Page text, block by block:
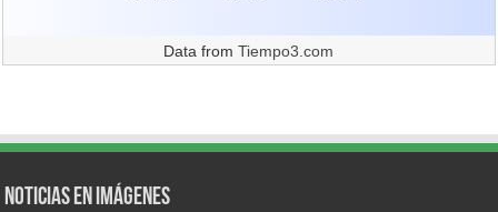
Data fromTiempo3.com
Noticias en Imágenes